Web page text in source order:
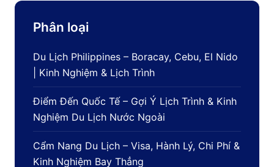
Phân loại
Du Lịch Philippines – Boracay, Cebu, El Nido
| Kinh Nghiệm & Lịch Trình
Điểm Đến Quốc Tế – Gợi Ý Lịch Trình & Kinh
Nghiệm Du Lịch Nước Ngoài
Cẩm Nang Du Lịch – Visa, Hành Lý, Chi Phí &
Kinh Nghiệm Bay Thẳng